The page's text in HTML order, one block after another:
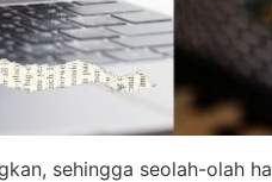
sehingga seolah-olah